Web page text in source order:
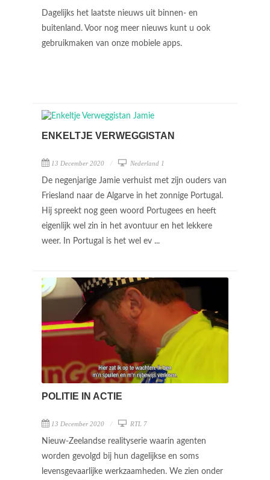
Dagelijks het laatste nieuws uit binnen- en
buitenland. Voor nog meer nieuws kunt u ook
gebruikmaken van onze mobiele apps.
ENKELTJE VERWEGGISTAN
13 December 2020 Nederland 1
De negenjarige Jamie verhuist met zijn ouders van
Friesland naar de Algarve in het zonnige Portugal.
Hij spreekt nog geen woord Portugees en heeft
eigenlijk wel zin in het avontuur en het lekkere
weer. In Portugal is het wel ev ...
POLITIE IN ACTIE
13 December 2020 RTL 7
Nieuw-Zeelandse realityserie waarin agenten
worden gevolgd bij hun dagelijkse en soms
levensgevaarlijke werkzaamheden. We zien onder